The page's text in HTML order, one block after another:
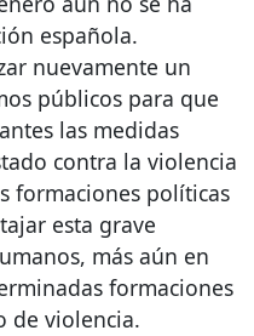
española.
nuevamente un
públicos para que
las medidas
contra la violencia
formaciones políticas
esta grave
más aún en
formaciones
de violencia.